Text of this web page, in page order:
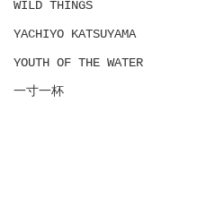
WILD THINGS
YACHIYO KATSUYAMA
YOUTH OF THE WATER
一寸一杯